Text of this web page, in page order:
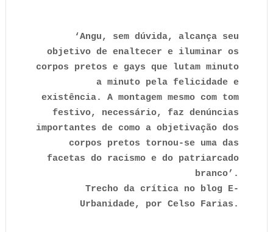
‘Angu, sem dúvida, alcança seu
objetivo de enaltecer e iluminar os
corpos pretos e gays que lutam minuto
a minuto pela felicidade e
existência. A montagem mesmo com tom
festivo, necessário, faz denúncias
importantes de como a objetivação dos
corpos pretos tornou-se uma das
facetas do racismo e do patriarcado
branco’.
Trecho da crítica no blog E-
Urbanidade, por Celso Farias.